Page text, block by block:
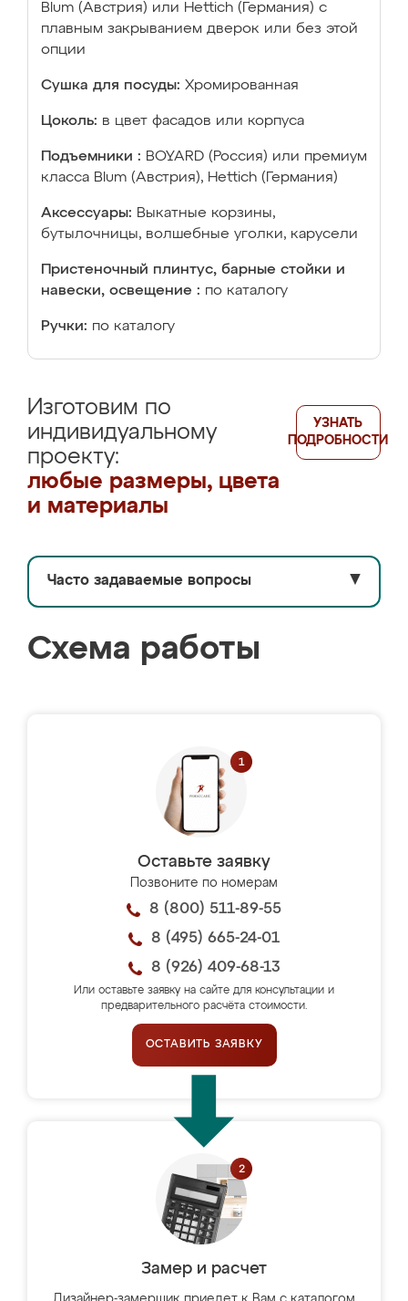
Blum (Австрия) или Hettich (Германия) с
плавным закрыванием дверок или без этой
опции
Сушка для посуды: Хромированная
Цоколь: в цвет фасадов или корпуса
Подъемники : BOYARD (Россия) или премиум
класса Blum (Австрия), Hettich (Германия)
Аксессуары: Выкатные корзины,
бутылочницы, волшебные уголки, карусели
Пристеночный плинтус, барные стойки и
навески, освещение : по каталогу
Ручки: по каталогу
Изготовим по
индивидуальному
проекту:
любые размеры, цвета
и материалы
УЗНАТЬ
ПОДРОБНОСТИ
Часто задаваемые вопросы ▼
Схема работы
Оставьте заявку
Позвоните по номерам
8 (800) 511-89-55
8 (495) 665-24-01
8 (926) 409-68-13
Или оставьте заявку на сайте для консультации и
предварительного расчёта стоимости.
ОСТАВИТЬ ЗАЯВКУ
Замер и расчет